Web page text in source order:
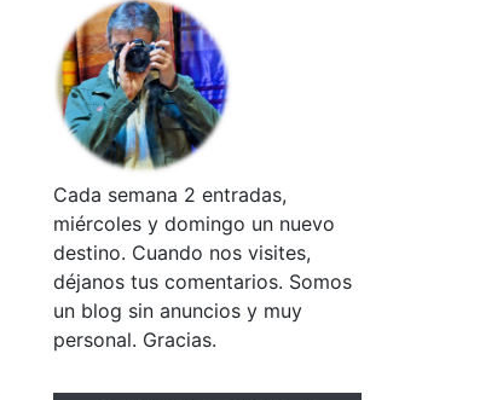
Cada semana 2 entradas,
miércoles y domingo un nuevo
destino. Cuando nos visites,
déjanos tus comentarios. Somos
un blog sin anuncios y muy
personal. Gracias.